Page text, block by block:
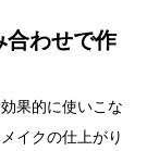
合わせで作
果的に使いこな
イクの仕上がり